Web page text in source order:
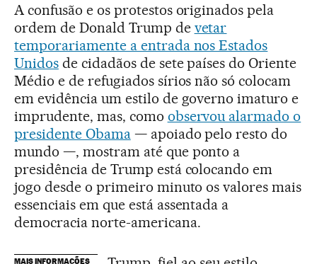
A confusão e os protestos originados pela
ordem de Donald Trump de vetar
temporariamente a entrada nos Estados
Unidosde cidadãos de sete países do Oriente
Médio e de refugiados sírios não só colocam
em evidência um estilo de governo imaturo e
imprudente, mas, como observou alarmado o
presidente Obama— apoiado pelo resto do
mundo —, mostram até que ponto a
presidência de Trump está colocando em
jogo desde o primeiro minuto os valores mais
essenciais em que está assentada a
democracia norte-americana.
MAIS INFORMAÇÕES